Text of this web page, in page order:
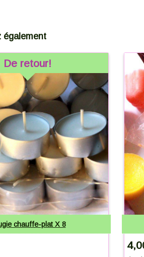
également
chauffe-plat X 8
De retour!